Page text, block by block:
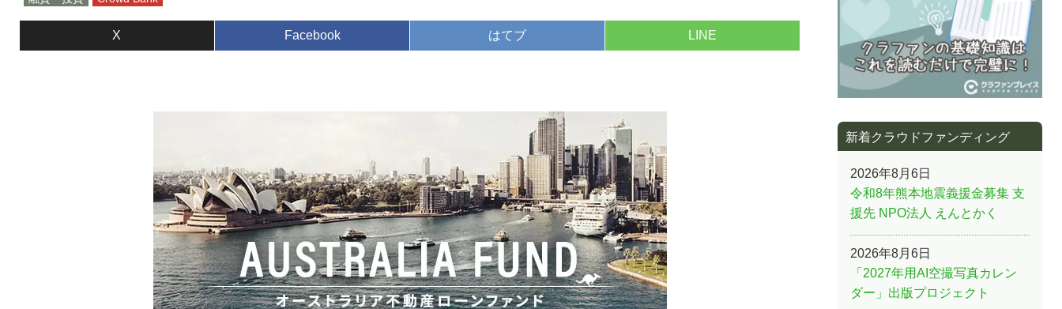
X Facebook はてブ LINE
新着クラウドファンディング
2026年8月6日
令和8年熊本地震義援金募集 支
援先 NPO法人 えんとかく
2026年8月6日
「2027年用AI空撮写真カレン
ダー」出版プロジェクト